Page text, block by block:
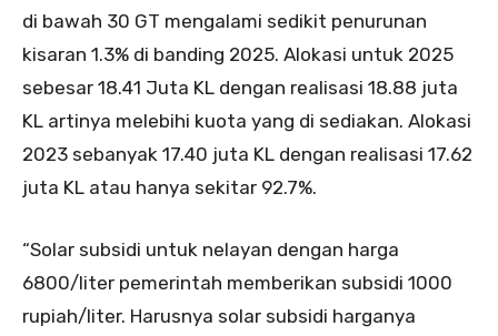
di bawah 30 GT mengalami sedikit penurunan
kisaran 1.3% di banding 2025. Alokasi untuk 2025
sebesar 18.41 Juta KL dengan realisasi 18.88 juta
KL artinya melebihi kuota yang di sediakan. Alokasi
2023 sebanyak 17.40 juta KL dengan realisasi 17.62
juta KL atau hanya sekitar 92.7%.
“Solar subsidi untuk nelayan dengan harga
6800/liter pemerintah memberikan subsidi 1000
rupiah/liter. Harusnya solar subsidi harganya